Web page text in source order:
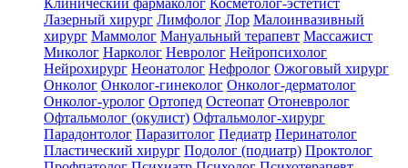
Клинический фармаколог Косметолог-эстетист
Лазерный хирург Лимфолог Лор Малоинвазивный
хирург Маммолог Мануальный терапевт Массажист
Миколог Нарколог Невролог Нейропсихолог
Нейрохирург Неонатолог Нефролог Ожоговый хирург
Онколог Онколог-гинеколог Онколог-дерматолог
Онколог-уролог Ортопед Остеопат Отоневролог
Офтальмолог (окулист) Офтальмолог-хирург
Парадонтолог Паразитолог Педиатр Перинатолог
Пластический хирург Подолог (подиатр) Проктолог